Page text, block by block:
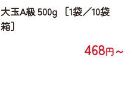
大玉A級 500g ［1袋／10袋
箱］
468円～